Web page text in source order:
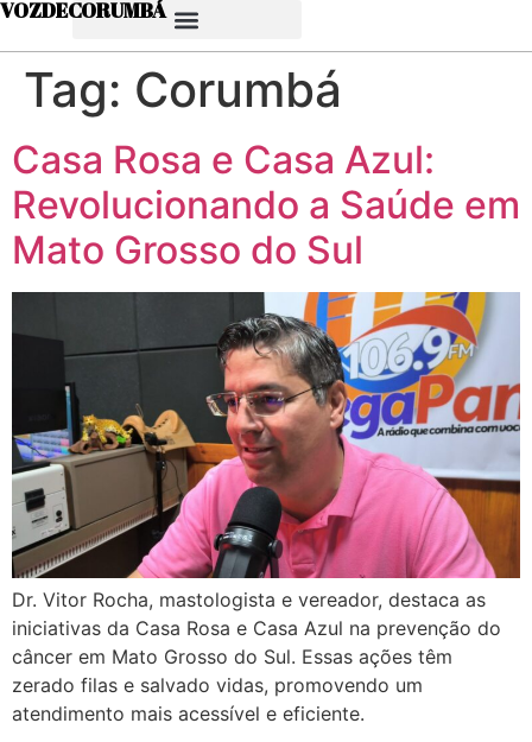
VOZDECORUMBÁ
Tag: Corumbá
Casa Rosa e Casa Azul:
Revolucionando a Saúde em
Mato Grosso do Sul
Dr. Vitor Rocha, mastologista e vereador, destaca as
iniciativas da Casa Rosa e Casa Azul na prevenção do
câncer em Mato Grosso do Sul. Essas ações têm
zerado filas e salvado vidas, promovendo um
atendimento mais acessível e eficiente.